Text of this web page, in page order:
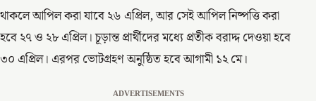
থাকলে আপিল করা যাবে ২৬ এপ্রিল, আর সেই আপিল নিষ্পত্তি করা
হবে ২৭ ও ২৮ এপ্রিল। চূড়ান্ত প্রার্থীদের মধ্যে প্রতীক বরাদ্দ দেওয়া হবে
৩০ এপ্রিল। এরপর ভোটগ্রহণ অনুষ্ঠিত হবে আগামী ১২ মে।
ADVERTISEMENTS